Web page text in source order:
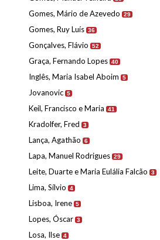
Gomes, Mário de Azevedo 29
Gomes, Ruy Luís 36
Gonçalves, Flávio 52
Graça, Fernando Lopes 40
Inglês, Maria Isabel Aboim 5
Jovanovic 5
Keil, Francisco e Maria 41
Kradolfer, Fred 3
Lança, Agathão 6
Lapa, Manuel Rodrigues 29
Leite, Duarte e Maria Eulália Falcão 3
Lima, Sílvio 4
Lisboa, Irene 5
Lopes, Óscar 3
Losa, Ilse 4